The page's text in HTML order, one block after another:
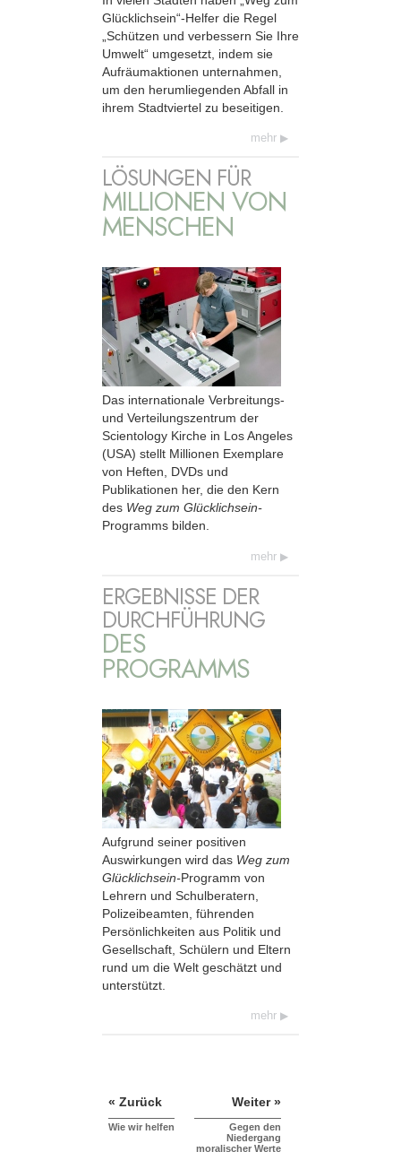
Glücklichsein“-Helfer die Regel
„Schützen und verbessern Sie Ihre
Umwelt“ umgesetzt, indem sie
Aufräumaktionen unternahmen,
um den herumliegenden Abfall in
ihrem Stadtviertel zu beseitigen.
mehr
LÖSUNGEN FÜR
MILLIONEN VON
MENSCHEN
Das internationale Verbreitungs-
und Verteilungszentrum der
Scientology Kirche in Los Angeles
(USA) stellt Millionen Exemplare
von Heften, DVDs und
Publikationen her, die den Kern
des Weg zum Glücklichsein-
Programms bilden.
mehr
ERGEBNISSE DER
DURCHFÜHRUNG
DES
PROGRAMMS
Aufgrund seiner positiven
Auswirkungen wird das Weg zum
Glücklichsein-Programm von
Lehrern und Schulberatern,
Polizeibeamten, führenden
Persönlichkeiten aus Politik und
Gesellschaft, Schülern und Eltern
rund um die Welt geschätzt und
unterstützt.
mehr
« Zurück
Wie wir helfen
Weiter »
Gegen den
Niedergang
moralischer Werte